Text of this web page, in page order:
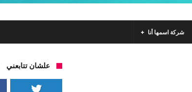
شركة اسمها أنا
علشان تتابعني